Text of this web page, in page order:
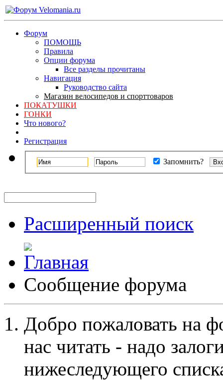
Форум
ПОМОЩЬ
Правила
Опции форума
Все разделы прочитаны
Навигация
Руководство сайта
Магазин велосипедов и спорттоваров
ПОКАТУШКИ
ГОНКИ
Что нового?
Регистрация
Запомнить?
Расширенный поиск
Сообщение форума
Добро пожаловать на
нас читать - надо
нижеследующего